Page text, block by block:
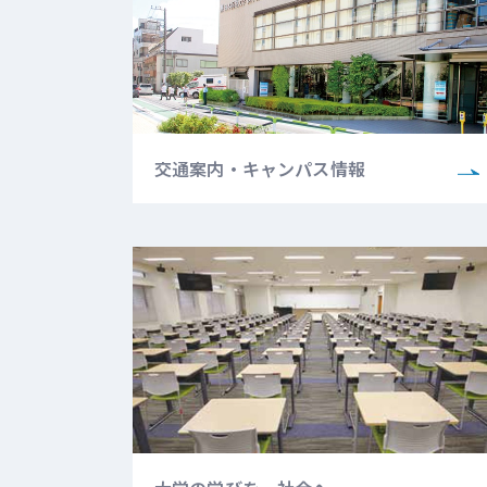
交通案内・キャンパス情報